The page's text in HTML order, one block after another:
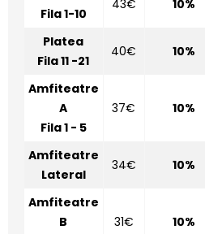
Fila 1-10
43€ 10%
Platea
Fila 11 -21
40€ 10%
Amfiteatre
A
Fila 1 - 5
37€ 10%
Amfiteatre
Lateral
34€ 10%
Amfiteatre
B
31€ 10%